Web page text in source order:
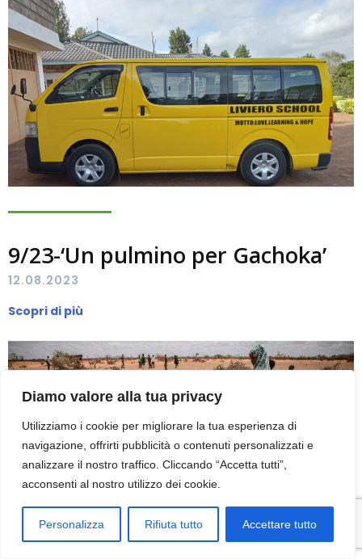
Diamo valore alla tua privacy
Utilizziamo i cookie per migliorare la tua esperienza di
navigazione, offrirti pubblicità o contenuti personalizzati e
analizzare il nostro traffico. Cliccando “Accetta tutti”,
acconsenti al nostro utilizzo dei cookie.
Personalizza Rifiuta tutto Accettare tutto
9/23-‘Un pulmino per Gachoka’
12.08.2023
Scopri di più